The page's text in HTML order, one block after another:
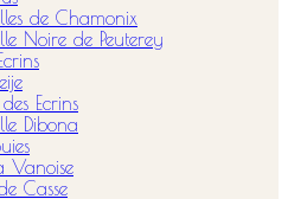
de Chamonix
Noire de Peuterey
Ecrins
Dibona
Vanoise
Casse